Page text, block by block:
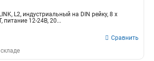
L2, индустриальный на DIN рейку, 8 x
питание 12-24В, 20...
Сравнить